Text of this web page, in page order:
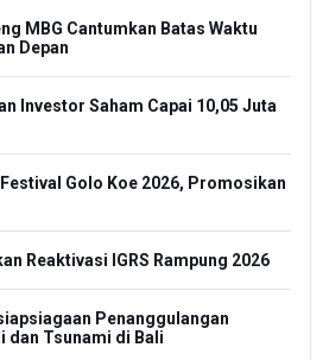
MBG Cantumkan Batas Waktu
Depan
Investor Saham Capai 10,05 Juta
Golo Koe 2026, Promosikan
Reaktivasi IGRS Rampung 2026
Penanggulangan
dan Tsunami di Bali